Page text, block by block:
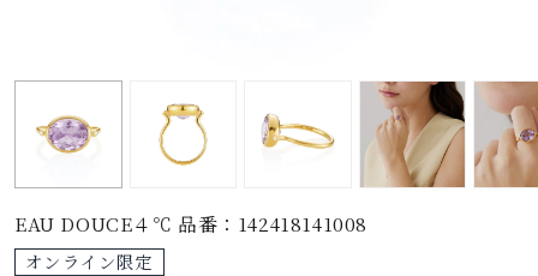
誕生石
モチーフ
石の色
EAU DOUCE４℃ 品番：142418141008
オンライン限定